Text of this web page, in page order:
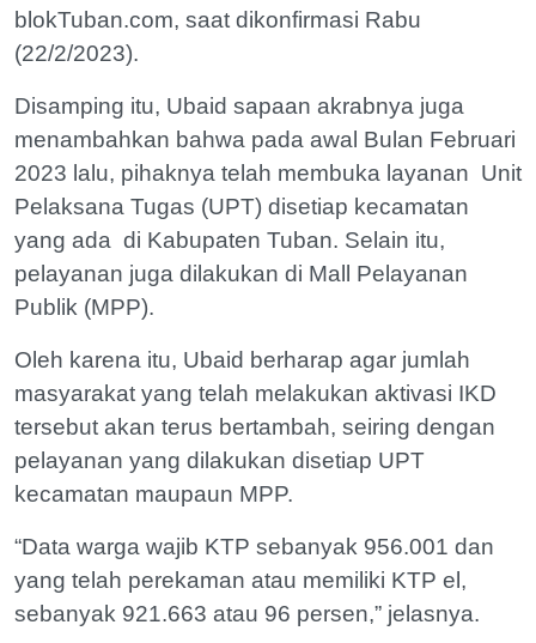
blokTuban.com, saat dikonfirmasi Rabu
(22/2/2023).
Disamping itu, Ubaid sapaan akrabnya juga
menambahkan bahwa pada awal Bulan Februari
2023 lalu, pihaknya telah membuka layanan Unit
Pelaksana Tugas (UPT) disetiap kecamatan
yang ada di Kabupaten Tuban. Selain itu,
pelayanan juga dilakukan di Mall Pelayanan
Publik (MPP).
Oleh karena itu, Ubaid berharap agar jumlah
masyarakat yang telah melakukan aktivasi IKD
tersebut akan terus bertambah, seiring dengan
pelayanan yang dilakukan disetiap UPT
kecamatan maupaun MPP.
“Data warga wajib KTP sebanyak 956.001 dan
yang telah perekaman atau memiliki KTP el,
sebanyak 921.663 atau 96 persen,” jelasnya.